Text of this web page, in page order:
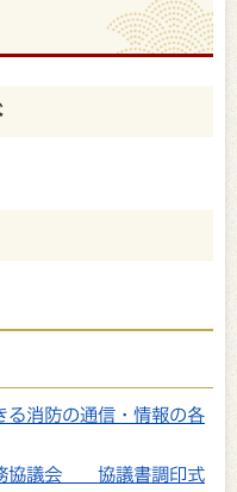
る消防の通信・情報の各
務協議会 協議書調印式